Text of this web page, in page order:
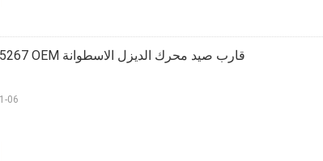
قارب صيد محرك الديزل الاسطوانة NTA855 4915267 OEM